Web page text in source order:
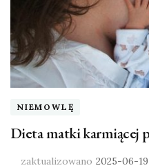
NIEMOWLĘ
Dieta matki karmiącej
zaktualizowano 2025-06-19